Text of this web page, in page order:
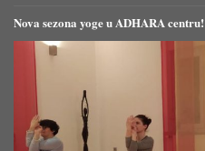
Nova sezona yoge u ADHARA centru!